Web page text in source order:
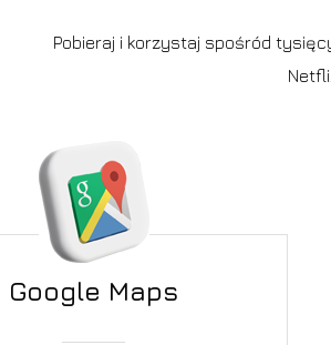
Pobieraj i korzystaj spośród
Google Maps